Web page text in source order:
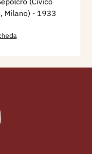
Milano) - 1933